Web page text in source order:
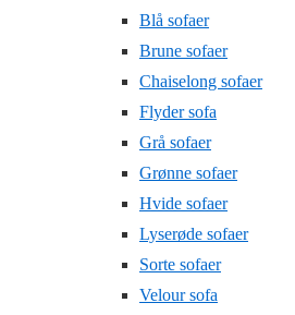
Blå sofaer
Brune sofaer
Chaiselong sofaer
Flyder sofa
Grå sofaer
Grønne sofaer
Hvide sofaer
Lyserøde sofaer
Sorte sofaer
Velour sofa